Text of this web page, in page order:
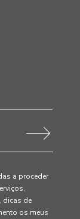
a proceder
dicas de
os meus